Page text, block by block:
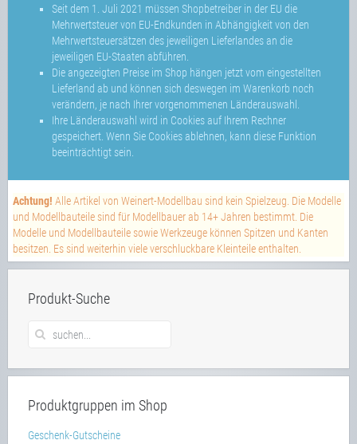
Seit dem 1. Juli 2021 müssen Shopbetreiber in der EU die
Mehrwertsteuer von EU-Endkunden in Abhängigkeit von den
Mehrwertsteuersätzen des jeweiligen Lieferlandes an die
jeweiligen EU-Staaten abführen.
Die angezeigten Preise im Shop hängen jetzt vom eingestellten
Lieferland ab und können sich deswegen im Warenkorb noch
verändern, je nach Ihrer vorgenommenen Länderauswahl.
Ihre Länderauswahl wird in Cookies auf Ihrem Rechner
gespeichert. Wenn Sie Cookies ablehnen, kann diese Funktion
beeinträchtigt sein.
Achtung! Alle Artikel von Weinert-Modellbau sind kein Spielzeug. Die Modelle
und Modellbauteile sind für Modellbauer ab 14+ Jahren bestimmt. Die
Modelle und Modellbauteile sowie Werkzeuge können Spitzen und Kanten
besitzen. Es sind weiterhin viele verschluckbare Kleinteile enthalten.
Produkt-Suche
Produktgruppen im Shop
Geschenk-Gutscheine